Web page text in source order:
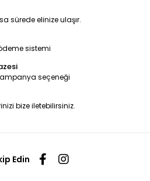
sürede elinize ulaşır.
sistemi
seçeneği
bize iletebilirsiniz.
Edin